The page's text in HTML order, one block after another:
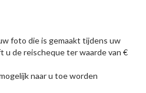
foto die is gemaakt tijdens uw
u de reischeque ter waarde van €
naar u toe worden